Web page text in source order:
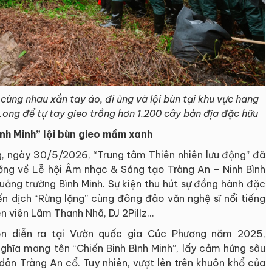
nhau xắn tay áo, đi ủng và lội bùn tại khu vực hang
để tự tay gieo trồng hơn 1.200 cây bản địa đặc hữu
Minh” lội bùn gieo mầm xanh
ngày 30/5/2026, “Trung tâm Thiên nhiên lưu động” đã
về Lễ hội Âm nhạc & Sáng tạo Tràng An – Ninh Bình
trường Bình Minh. Sự kiện thu hút sự đồng hành đặc
dịch “Rừng lặng” cùng đông đảo văn nghệ sĩ nổi tiếng
viên Lâm Thanh Nhã, DJ 2Pillz...
diễn ra tại Vườn quốc gia Cúc Phương năm 2025,
mang tên “Chiến Binh Bình Minh”, lấy cảm hứng sâu
Tràng An cổ. Tuy nhiên, vượt lên trên khuôn khổ của